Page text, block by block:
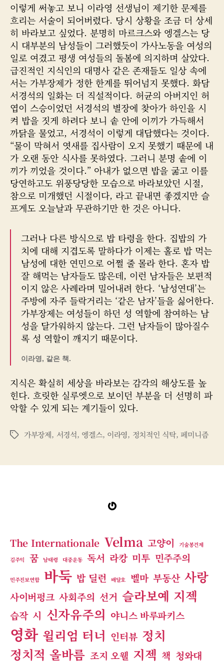
이렇게 써놓고 보니 이라영 선생님이 제기한 문제를
흐리는 서술이 되어버렸다. 당시 상황을 조금 더 상세
히 바라보고 싶었다. 분명히 마르크스와 엥겔스는 당
시 대부분의 남성들이 그러했듯이 가사노동을 여성의
일로 여겼고 평생 여성들의 돌봄에 의지하며 살았다.
급진적인 지식인의 대명사 같은 존재들도 일상 속에
서는 가부장제가 정한 한계를 뛰어넘지 못했다. 화담
서경석의 일화는 더 직설적이다. 허균의 아버지인 허
엽이 스승이었던 서경석의 별장에 찾아가 하인을 시
켜 밥을 짓게 하려다 보니 솥 안에 이끼가 가득해서
까닭을 물었고, 서경석이 이렇게 대답했다는 것이다.
“물이 막혀서 엿새를 집사람이 오지 못했기 때문에 내
가 오랜 동안 식사를 못하였다. 그러니 분명 솥에 이
끼가 끼었을 것이다.” 아내가 없으면 밥을 굶고 이를
당연하고도 위풍당당한 모습으로 바라보았던 시절,
참으로 미개했던 시절이다, 라고 끝내면 좋겠지만 슬
프게도 오늘날과 무관하기만 한 것은 아니다.
그러나 다른 방식으로 밥 타령을 한다. 집밥의 가
치에 대해 지겹도록 말하다가 이제는 홀로 밥 먹는
남성에 대한 연민으로 어쩔 줄 몰라 한다. 혼자 밥
잘 해먹는 남자들도 많은데, 이런 남자들은 보편적
이지 않은 사례라며 밀어내려 한다. ‘남성연대’는
주방에 자주 들락거리는 ‘같은 남자’들을 싫어한다.
가부장제는 여성들이 하던 성 역할에 참여하는 남
성을 달가워하지 않는다. 그런 남자들이 많아질수
록 성 역할이 깨지기 때문이다.
이라영, 같은 책.
지식은 확실히 세상을 바라보는 감각의 해상도를 높
힌다. 흐릿한 실루엣으로 보이던 부분을 더 선명히 파
악할 수 있게 되는 계기들이 있다.
태
가부장제, 서경석, 엥겔스, 이라영, 정치적인 식탁,페미니즘
Gravatar
The Internationale Velma 고양이
기술봉건제
김주익
꿈 남태령 대중운동 독서 라캉 미투 민주주의
민주진보연합 바둑 밥 딜런 배달호 벨마 부동산 사랑
사이버펑크 사회주의 선거 슬라보예 지젝
습작 시 신자유주의 야니스 바루파키스
영화 윌리엄 터너 인터뷰 정치
정치적 올바름 조지 오웰 지젝 책 청와대